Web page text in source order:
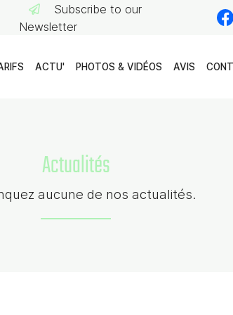
Subscribe to our
Newsletter
ACTU' PHOTOS & VIDÉOS AVIS
Actualités
aucune de nos actualités.